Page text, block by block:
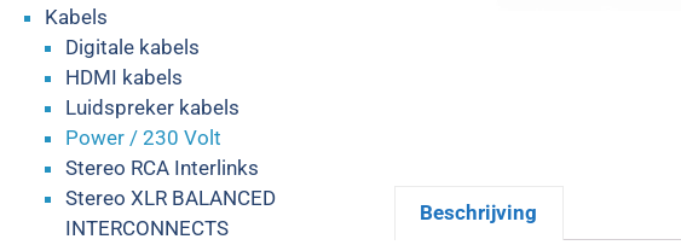
Kabels
Digitale kabels
HDMI kabels
Luidspreker kabels
Power / 230 Volt
Stereo RCA Interlinks
Stereo XLR BALANCED
INTERCONNECTS
Beschrijving